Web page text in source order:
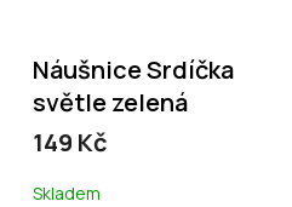
Náušnice Srdíčka
světle zelená
149 Kč
Skladem